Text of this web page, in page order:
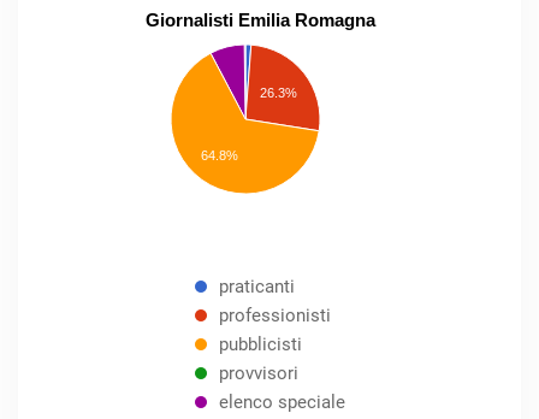
Giornalisti Emilia Romagna
26.3%
64.8%
praticanti
professionisti
pubblicisti
provvisori
elenco speciale